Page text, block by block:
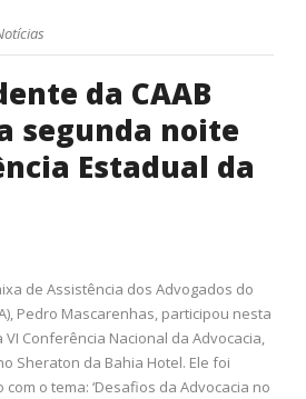
da CAAB
segunda noite
Estadual da
de Assistência dos Advogados do
Pedro Mascarenhas, participou nesta
Conferência Nacional da Advocacia,
Sheraton da Bahia Hotel. Ele foi
o tema: ‘Desafios da Advocacia no